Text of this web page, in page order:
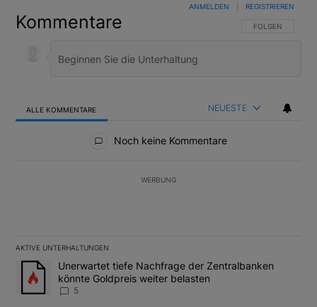
Kommentare FOLGE DIESER
FOLGEN
ANMELDEN REGISTRIEREN
ALLE KOMMENTARE NEUESTE
Noch keine Kommentare
WERBUNG
AKTIVE UNTERHALTUNGEN
Das Folgende ist eine Liste der am meisten kommentierten
Ein Trendartikel mit dem Titel "Unerwartet tiefe Nachfrage der
Unerwartet tiefe Nachfrage der Zentralbanken
könnte Goldpreis weiter belasten
5